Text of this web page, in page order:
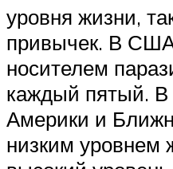
уровня жизни,
привычек. В
носителем
каждый пятый.
Америки и
низким уровнем